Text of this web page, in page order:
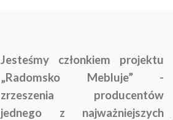
Jesteśmy członkiem projektu
„Radomsko Mebluje” -
zrzeszenia producentów
jednego z najważniejszych